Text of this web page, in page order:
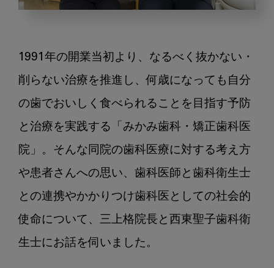
科・
矯
歯
科
院
は
う
や
1991年の開業当初より、なるべく抜かない・
削らない治療を推進し、何歳になっても自分
の歯でおいしく食べられることを目指す予防
と治療を実践する「みかみ歯科・矯正歯科医
院」。そんな同院の歯科医療に対する考え方
や患者さんへの思い、歯科医師と歯科衛生士
との連携やかかりつけ歯科医としての社会的
使命について、三上格院長と西東聖子歯科衛
生士にお話を伺いました。